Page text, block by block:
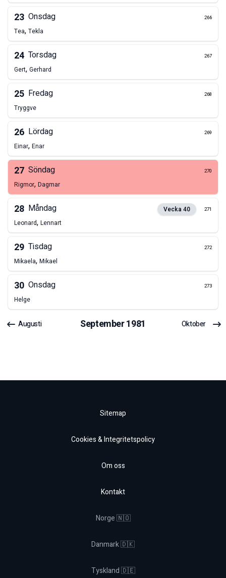
23 Onsdag 266
Tea, Tekla
24 Torsdag 267
Gert, Gerhard
25 Fredag 268
Tryggve
26 Lördag 269
Einar, Enar
27 Söndag 270
Rigmor, Dagmar
28 Måndag Vecka40 271
Leonard, Lennart
29 Tisdag 272
Mikaela, Mikael
30 Onsdag 273
Helge
Augusti September1981 Oktober
Sitemap
Cookies & Integritetspolicy
Om oss
Kontakt
Norge 🇳🇴
Danmark 🇩🇰
Tyskland 🇩🇪